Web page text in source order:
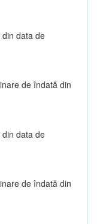
data de
de îndată din
data de
de îndată din